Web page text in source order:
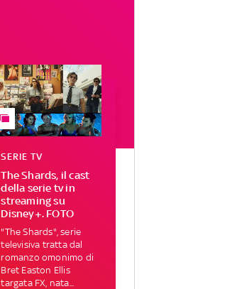
The Shards, il cast
della serie tv in
streaming su
Disney+. FOTO
SERIE TV
"The Shards", serie
televisiva tratta dal
romanzo omonimo di
Bret Easton Ellis
targata FX, nata...